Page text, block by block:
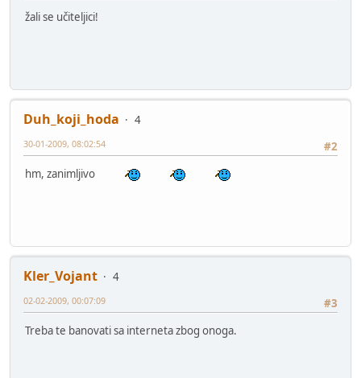
žali se učiteljici!
Duh_koji_hoda
4
#2
30-01-2009, 08:02:54
hm, zanimljivo
Kler_Vojant
4
#3
02-02-2009, 00:07:09
Treba te banovati sa interneta zbog onoga.